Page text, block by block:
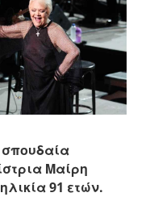
Μαίρη
91 ετών.